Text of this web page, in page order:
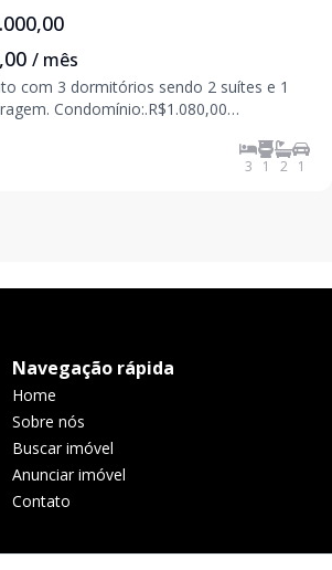
/ mês
com 3 dormitórios sendo 2 suítes e 1
3 1 2 1
Navegação rápida
Home
Sobre nós
Buscar imóvel
Anunciar imóvel
Contato